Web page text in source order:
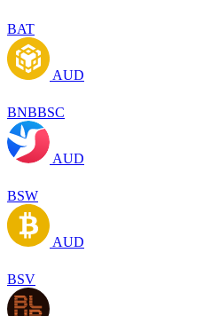
BAT
AUD
BNBBSC
AUD
BSW
AUD
BSV